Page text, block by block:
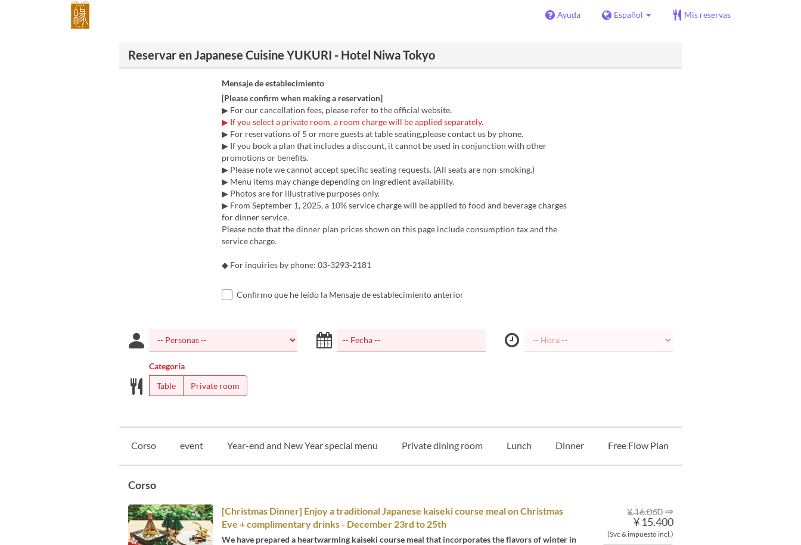
Ayuda Español Mis reservas
Reservar en Japanese Cuisine YUKURI - Hotel Niwa Tokyo
Mensaje de establecimiento
[Please confirm when making a reservation]
▶ For our cancellation fees, please refer to the official website.
▶ If you select a private room, a room charge will be applied separately.
▶ For reservations of 5 or more guests at table seating,please contact us by phone.
▶ If you book a plan that includes a discount, it cannot be used in conjunction with other
promotions or benefits.
▶ Please note we cannot accept specific seating requests. (All seats are non-smoking.)
▶ Menu items may change depending on ingredient availability.
▶ Photos are for illustrative purposes only.
▶ From September 1, 2025, a 10% service charge will be applied to food and beverage charges
for dinner service.
Please note that the dinner plan prices shown on this page include consumption tax and the
service charge.
◆ For inquiries by phone: 03-3293-2181
Confirmo que he leído la Mensaje de establecimiento anterior
Categoría
Table
Private room
Corso event Year-end and New Year special menu Private dining room Lunch Dinner Free Flow Plan
Corso
¥ 16.060 ⇒
¥ 15.400
(Svc & impuesto incl.)
[Christmas Dinner] Enjoy a traditional Japanese kaiseki course meal on Christmas
Eve + complimentary drinks - December 23rd to 25th
We have prepared a heartwarming kaiseki course meal that incorporates the flavors of winter in